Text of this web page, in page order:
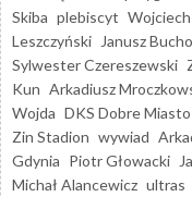
Skiba plebiscyt
Leszczyński
Janusz
Sylwester Czereszewski
Kun Arkadiusz
Wojda DKS Dobre Miasto
Zin Stadion wywiad
Gdynia Piotr Głowacki
Michał Alancewicz ultras